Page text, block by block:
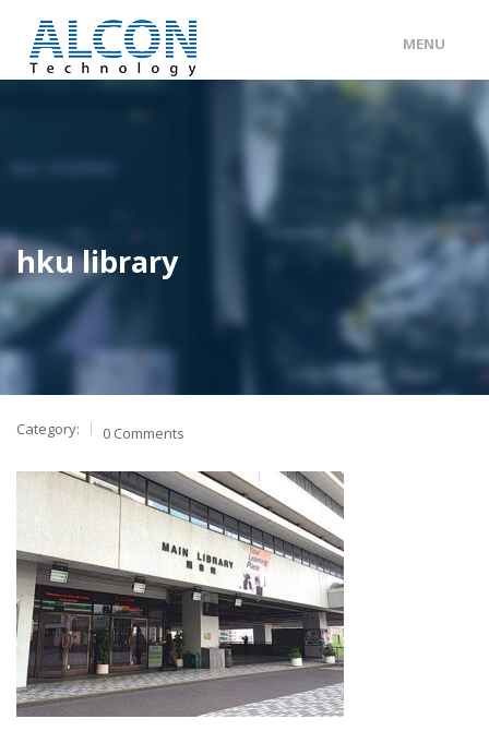
MENU
ENG / 中文
產品及服務
工程個案
聯絡我們
hku library
Category: 0 Comments